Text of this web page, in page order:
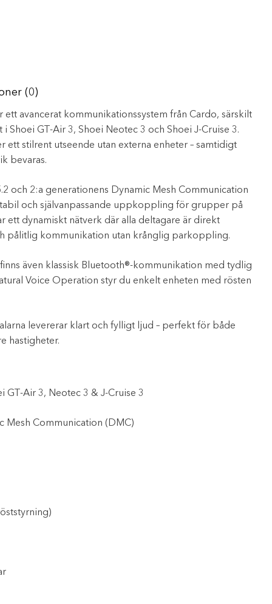
(0)
ett avancerat kommunikationssystem från Cardo, särskilt
Shoei GT-Air 3, Shoei Neotec 3 och Shoei J-Cruise 3.
ett stilrent utseende utan externa enheter – samtidigt
bevaras.
och 2:a generationens Dynamic Mesh Communication
och självanpassande uppkoppling för grupper på
ett dynamiskt nätverk där alla deltagare är direkt
pålitlig kommunikation utan krånglig parkoppling.
även klassisk Bluetooth®-kommunikation med tydlig
Voice Operation styr du enkelt enheten med rösten
levererar klart och fylligt ljud – perfekt för både
hastigheter.
GT-Air 3, Neotec 3 & J-Cruise 3
Mesh Communication (DMC)